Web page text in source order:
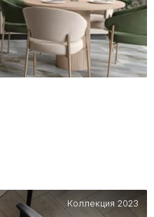
Коллекция 2023